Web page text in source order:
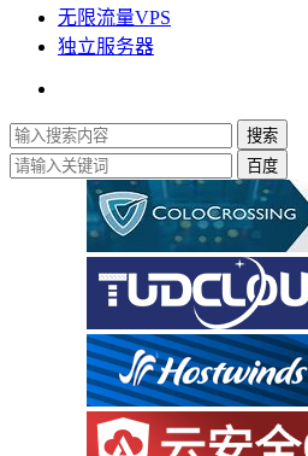
无限流量VPS
独立服务器